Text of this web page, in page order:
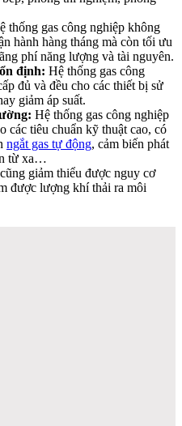
thống gas công nghiệp không
hành hàng tháng mà còn tối ưu
phí năng lượng và tài nguyên.
định: Hệ thống gas công
đủ và đều cho các thiết bị sử
giảm áp suất.
Hệ thống gas công nghiệp
các tiêu chuẩn kỹ thuật cao, có
ngắt gas tự động, cảm biến phát
từ xa…
giảm thiểu được nguy cơ
được lượng khí thải ra môi